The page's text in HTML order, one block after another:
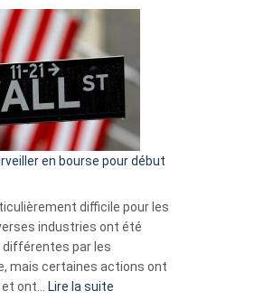
en bourse pour début
difficile pour les
industries ont été
par les
mais certaines actions ont
ont…
Lire la suite